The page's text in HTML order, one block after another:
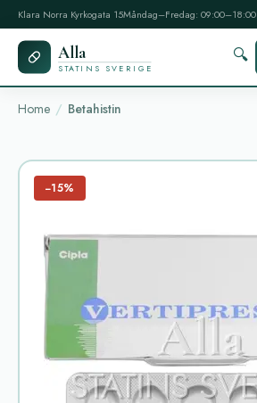
Klara Norra Kyrkogata 15Måndag–Fredag: 09:00–18:00
Alla
STATINS SVERIGE
🔍
Home Betahistin
−15%